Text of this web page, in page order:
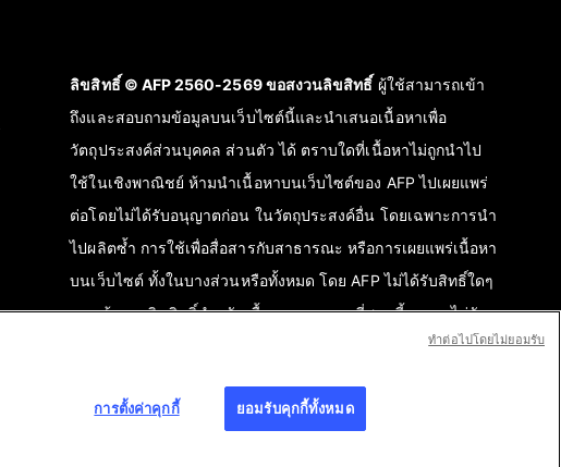
ลิขสิทธิ์ © AFP 2560-2569 ขอสงวนลิขสิทธิ์ ผู้ใช้สามารถเข้า
ถึงและสอบถามข้อมูลบนเว็บไซต์นี้และนำเสนอเนื้อหาเพื่อ
วัตถุประสงค์ส่วนบุคคล ส่วนตัว ได้ ตราบใดที่เนื้อหาไม่ถูกนำไป
ใช้ในเชิงพาณิชย์ ห้ามนำเนื้อหาบนเว็บไซต์ของ AFP ไปเผยแพร่
ต่อโดยไม่ได้รับอนุญาตก่อน ในวัตถุประสงค์อื่น โดยเฉพาะการนำ
ไปผลิตซ้ำ การใช้เพื่อสื่อสารกับสาธารณะ หรือการเผยแพร่เนื้อหา
บนเว็บไซต์ ทั้งในบางส่วนหรือทั้งหมด โดย AFP ไม่ได้รับสิทธิ์ใดๆ
จากเจ้าของลิขสิทธิ์สำหรับเนื้อหาของบุคคลที่สามนี้และจะไม่รับ
ผิดชอบใดๆ ในเรื่องนี้ AFP และสัญลักษณ์เป็นเครื่องหมายที่ได้รับ
การตั้งค่าคุกกี้ ยอมรับคุกกี้ทั้งหมด
ทําต่อไปโดยไม่ยอมรับ